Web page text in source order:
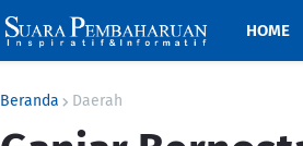
HOME
Beranda Daerah